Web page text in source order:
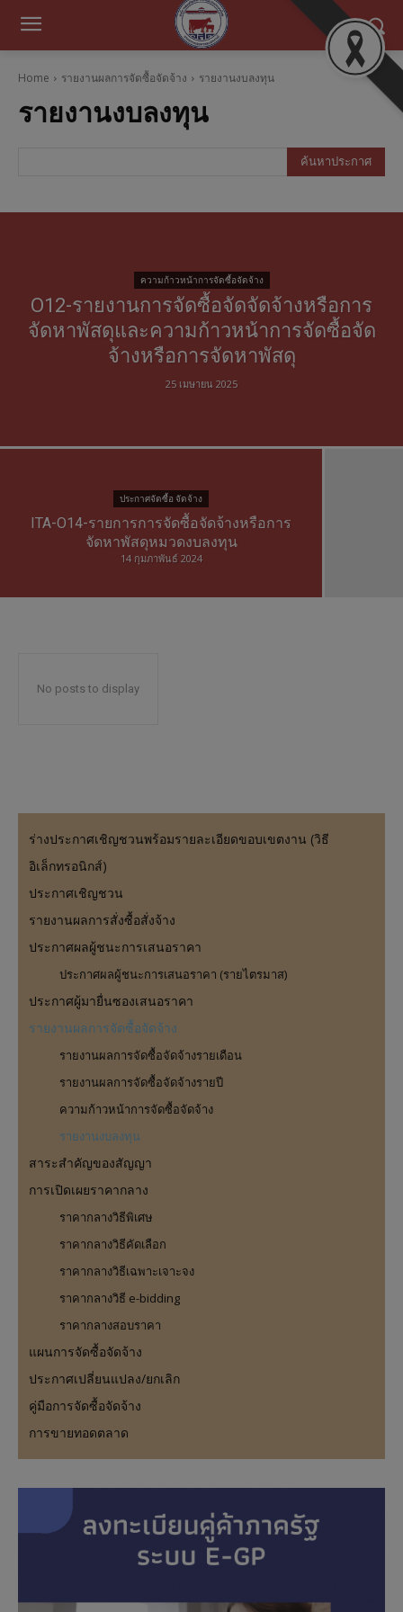
Home รายงานผลการจัดซื้อจัดจ้าง รายงานงบลงทุน
รายงานงบลงทุน
ค้นหาประกาศ
ความก้าวหน้าการจัดซื้อจัดจ้าง
O12-รายงานการจัดซื้อจัดจัดจ้างหรือการ
จัดหาพัสดุและความก้าวหน้าการจัดซื้อจัด
จ้างหรือการจัดหาพัสดุ
25 เมษายน 2025
ประกาศจัดซื้อ จัดจ้าง
ITA-O14-รายการการจัดซื้อจัดจ้างหรือการ
จัดหาพัสดุหมวดงบลงทุน
14 กุมภาพันธ์ 2024
No posts to display
ร่างประกาศเชิญชวนพร้อมรายละเอียดขอบเขตงาน (วิธี
อิเล็กทรอนิกส์)
ประกาศเชิญชวน
รายงานผลการสั่งซื้อสั่งจ้าง
ประกาศผลผู้ชนะการเสนอราคา
ประกาศผลผู้ชนะการเสนอราคา (รายไตรมาส)
ประกาศผู้มายื่นซองเสนอราคา
รายงานผลการจัดซื้อจัดจ้าง
รายงานผลการจัดซื้อจัดจ้างรายเดือน
รายงานผลการจัดซื้อจัดจ้างรายปี
ความก้าวหน้าการจัดซื้อจัดจ้าง
รายงานงบลงทุน
สาระสำคัญของสัญญา
การเปิดเผยราคากลาง
ราคากลางวิธีพิเศษ
ราคากลางวิธีคัดเลือก
ราคากลางวิธีเฉพาะเจาะจง
ราคากลางวิธี e-bidding
ราคากลางสอบราคา
แผนการจัดซื้อจัดจ้าง
ประกาศเปลี่ยนแปลง/ยกเลิก
คู่มือการจัดซื้อจัดจ้าง
การขายทอดตลาด